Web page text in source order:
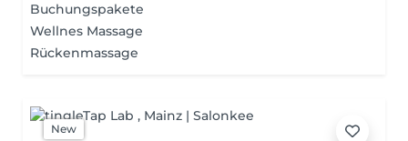
Buchungspakete
Wellnes Massage
Rückenmassage
New